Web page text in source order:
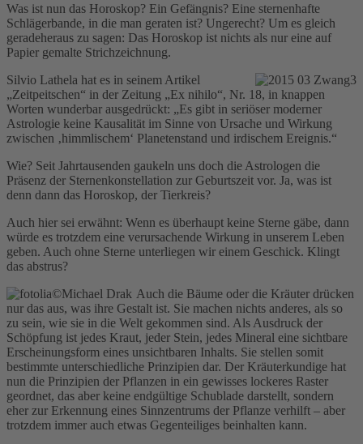
Was ist nun das Horoskop? Ein Gefängnis? Eine sternenhafte
Schlägerbande, in die man geraten ist? Ungerecht? Um es gleich
geradeheraus zu sagen: Das Horoskop ist nichts als nur eine auf
Papier gemalte Strichzeichnung.
Silvio Lathela hat es in seinem Artikel
„Zeitpeitschen“ in der Zeitung „Ex nihilo“, Nr. 18, in knappen
Worten wunderbar ausgedrückt: „Es gibt in seriöser moderner
Astrologie keine Kausalität im Sinne von Ursache und Wirkung
zwischen ‚himmlischem‘ Planetenstand und irdischem Ereignis.“
Wie? Seit Jahrtausenden gaukeln uns doch die Astrologen die
Präsenz der Sternenkonstellation zur Geburtszeit vor. Ja, was ist
denn dann das Horoskop, der Tierkreis?
Auch hier sei erwähnt: Wenn es überhaupt keine Sterne gäbe, dann
würde es trotzdem eine verursachende Wirkung in unserem Leben
geben. Auch ohne Sterne unterliegen wir einem Geschick. Klingt
das abstrus?
Auch die Bäume oder die Kräuter drücken
nur das aus, was ihre Gestalt ist. Sie machen nichts anderes, als so
zu sein, wie sie in die Welt gekommen sind. Als Ausdruck der
Schöpfung ist jedes Kraut, jeder Stein, jedes Mineral eine sichtbare
Erscheinungsform eines unsichtbaren Inhalts. Sie stellen somit
bestimmte unterschiedliche Prinzipien dar. Der Kräuterkundige hat
nun die Prinzipien der Pflanzen in ein gewisses lockeres Raster
geordnet, das aber keine endgültige Schublade darstellt, sondern
eher zur Erkennung eines Sinnzentrums der Pflanze verhilft – aber
trotzdem immer auch etwas Gegenteiliges beinhalten kann.